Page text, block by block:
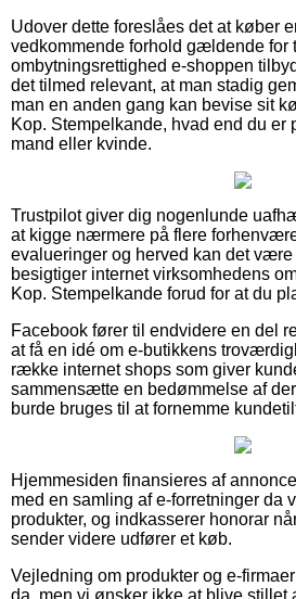
Udover dette foreslåes det at køber
vedkommende forhold gældende for
ombytningsrettighed e-shoppen
det tilmed relevant, at man stadig
man en anden gang kan bevise sit
Kop. Stempelkande, hvad end du er
mand eller kvinde.
Trustpilot giver dig nogenlunde
at kigge nærmere på flere
evalueringer og herved kan det
besigtiger internet virksomhedens
Kop. Stempelkande forud for at du
Facebook fører til endvidere en del
at få en idé om e-butikkens
række internet shops som giver
sammensætte en bedømmelse af
burde bruges til at fornemme
Hjemmesiden finansieres af
med en samling af e-forretninger da
produkter, og indkasserer honorar
sender videre udfører et køb.
Vejledning om produkter og e-
da, men vi ønsker ikke at blive